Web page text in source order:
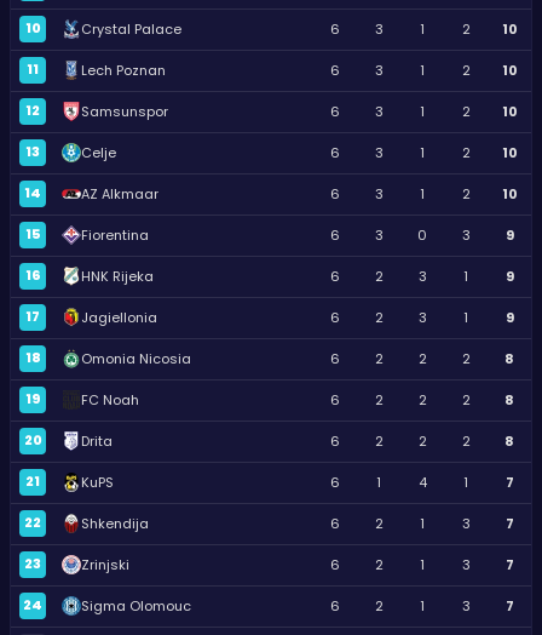
10 Crystal Palace 6 3 1 2 10
11 Lech Poznan 6 3 1 2 10
12 Samsunspor 6 3 1 2 10
13 Celje 6 3 1 2 10
14 AZ Alkmaar 6 3 1 2 10
15 Fiorentina 6 3 0 3 9
16 HNK Rijeka 6 2 3 1 9
17 Jagiellonia 6 2 3 1 9
18 Omonia Nicosia 6 2 2 2 8
19 FC Noah 6 2 2 2 8
20 Drita 6 2 2 2 8
21 KuPS 6 1 4 1 7
22 Shkendija 6 2 1 3 7
23 Zrinjski 6 2 1 3 7
24 Sigma Olomouc 6 2 1 3 7